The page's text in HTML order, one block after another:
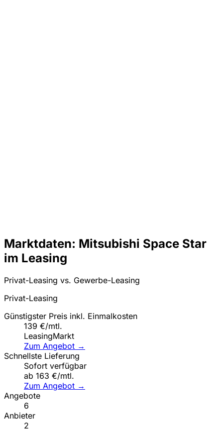
Marktdaten: Mitsubishi Space Star
im Leasing
Privat-Leasing vs. Gewerbe-Leasing
Privat-Leasing
Günstigster Preis inkl. Einmalkosten
139 €/mtl.
LeasingMarkt
Zum Angebot →
Schnellste Lieferung
Sofort verfügbar
ab 163 €/mtl.
Zum Angebot →
Angebote
6
Anbieter
2